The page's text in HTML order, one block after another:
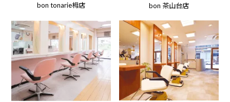
bon tonarie栂店 bon 茶山台店